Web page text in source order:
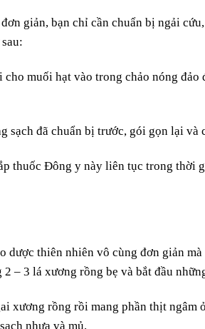
giản, bạn chỉ cần chuẩn bị ngải
cho muối hạt vào trong chảo nóng
sạch đã chuẩn bị trước, gói gọn lại
thuốc Đông y này liên tục trong thời
dược thiên nhiên vô cùng đơn giản
– 3 lá xương rồng bẹ và bắt đầu
xương rồng rồi mang phần thịt ngâm
nhựa và mủ.